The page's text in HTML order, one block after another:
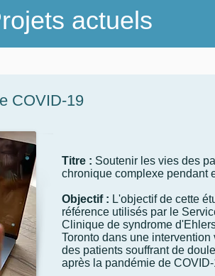
COVID-19
Titre : Soutenir les vies des
chronique complexe pendant
Objectif : L'objectif de cette
référence utilisés par le
Clinique de syndrome
Toronto dans une
des patients souffrant de
après la pandémie de COVID-
actuels